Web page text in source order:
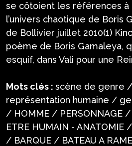
se côtoient les références à
l’univers chaotique de Boris
de Bollivier juillet 2010(1)
poème de Boris Gamaleya,
esquif, dans Vali pour une
Mots clés : scène de genre
représentation humaine /
/ HOMME / PERSONNAGE /
ETRE HUMAIN - ANATOMIE
/ BARQUE / BATEAU A